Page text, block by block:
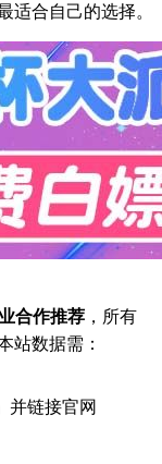
适合自己的选择。
合作推荐 ，所有
站数据需：
并链接官网